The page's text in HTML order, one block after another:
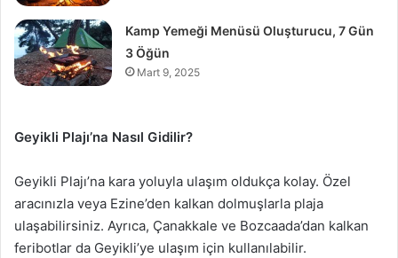
Kamp Yemeği Menüsü Oluşturucu, 7 Gün
3 Öğün
Mart 9, 2025
Geyikli Plajı’na Nasıl Gidilir?
Geyikli Plajı’na kara yoluyla ulaşım oldukça kolay. Özel
aracınızla veya Ezine’den kalkan dolmuşlarla plaja
ulaşabilirsiniz. Ayrıca, Çanakkale ve Bozcaada’dan kalkan
feribotlar da Geyikli’ye ulaşım için kullanılabilir.